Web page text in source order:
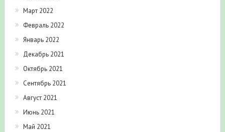
Март 2022
Февраль 2022
Январь 2022
Декабрь 2021
Октябрь 2021
Сентябрь 2021
Август 2021
Июнь 2021
Май 2021